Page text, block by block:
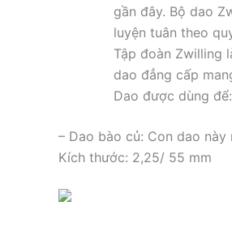
gần đây. Bộ dao
luyện tuân theo
Tập đoàn Zwilling
dao đẳng cấp
Dao được dùng để:
– Dao bào củ: Con dao
Kích thước: 2,25/ 55 mm